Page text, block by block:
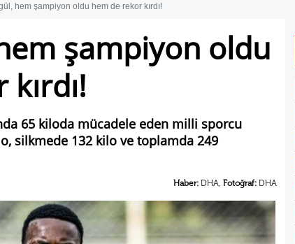
hem şampiyon oldu hem de rekor kırdı!
şampiyon oldu
65 kiloda mücadele eden milli sporcu
silkmede 132 kilo ve toplamda 249
Haber: DHA, Fotoğraf: DHA